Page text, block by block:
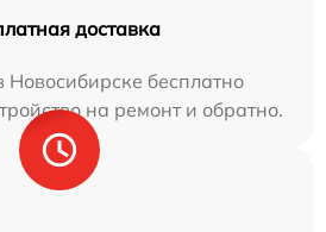
доставка
бесплатно
на ремонт и обратно.